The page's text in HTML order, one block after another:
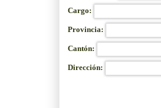
Cargo:
Provincia:
Cantón:
Dirección: